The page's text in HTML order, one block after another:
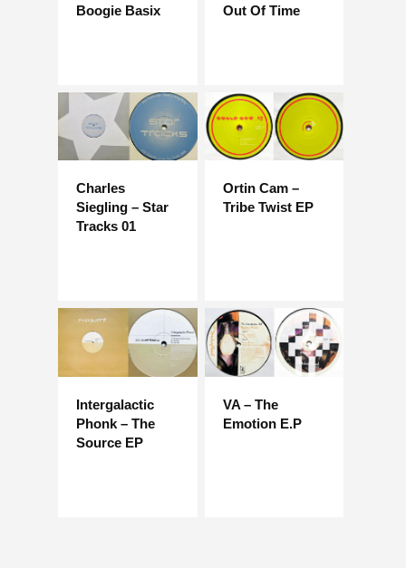
Boogie Basix
Out Of Time
Charles
Siegling – Star
Tracks 01
Ortin Cam –
Tribe Twist EP
Intergalactic
Phonk – The
Source EP
VA – The
Emotion E.P